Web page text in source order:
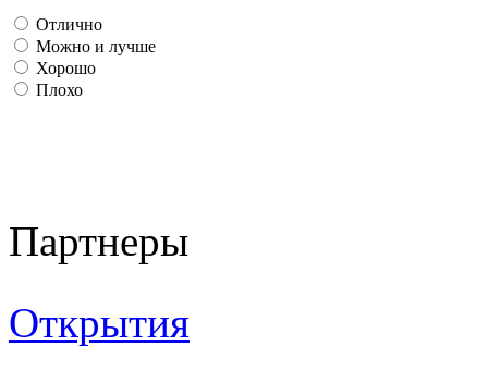
Отлично
Можно и лучше
Хорошо
Плохо
Партнеры
Открытия